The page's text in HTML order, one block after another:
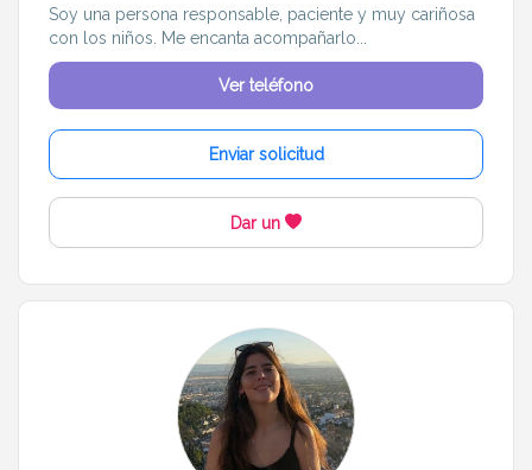
Soy una persona responsable, paciente y muy cariñosa
con los niños. Me encanta acompañarlo...
Ver teléfono
Enviar solicitud
Dar un